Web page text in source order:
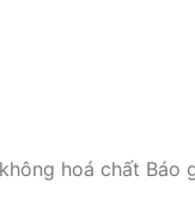
hoá chất Báo